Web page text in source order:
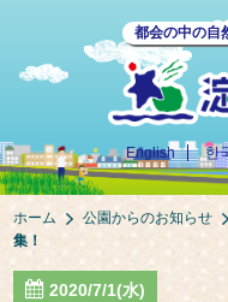
都会の中の自
English 한
ホーム 公園からのお知らせ
集！
2020/7/1(水)